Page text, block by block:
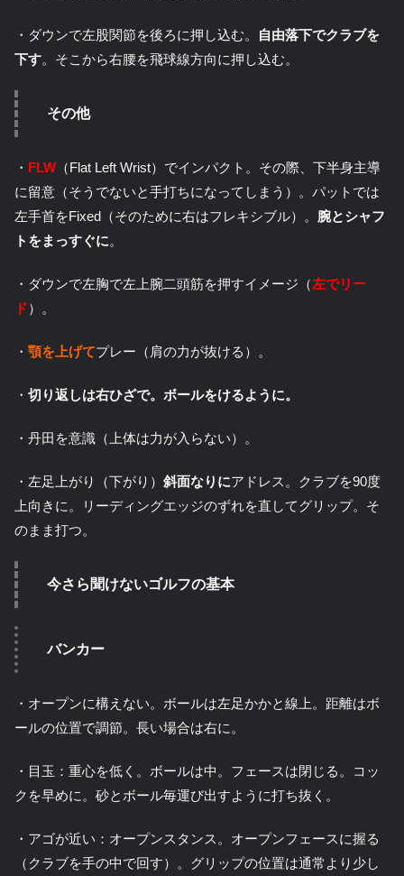
・ダウンで左股関節を後ろに押し込む。
自由落下でクラブを
下す。そこから右腰を飛球線方向に押し込む。
その他
・ FLW （Flat Left Wrist）でインパクト。その際、下半身主導
に留意（そうでないと手打ちになってしまう）。パットでは
左手首をFixed（そのために右はフレキシブル）。 腕とシャフ
トをまっすぐに。
・ダウンで左胸で左上腕二頭筋を押すイメージ（左でリー
ド）。
・ 顎を上げてプレー（肩の力が抜ける）。
・ 切り返しは右ひざで。ボールをけるように。
・丹田を意識（上体は力が入らない）。
・左足上がり（下がり） 斜面なりにアドレス。クラブを90度
上向きに。リーディングエッジのずれを直してグリップ。そ
のまま打つ。
今さら聞けないゴルフの基本
バンカー
・オープンに構えない。ボールは左足かかと線上。距離はボ
ールの位置で調節。長い場合は右に。
・目玉：重心を低く。ボールは中。フェースは閉じる。コッ
クを早めに。砂とボール毎運び出すように打ち抜く。
・アゴが近い：オープンスタンス。オープンフェースに握る
（クラブを手の中で回す）。グリップの位置は通常より少し